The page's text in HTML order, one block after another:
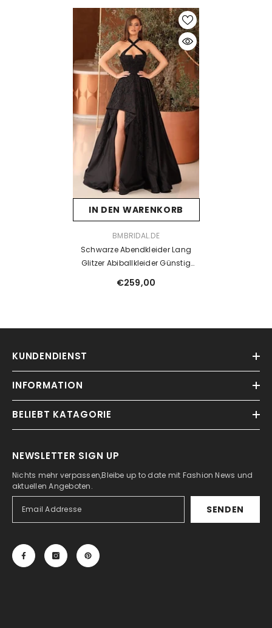
IN DEN WARENKORB
BMBRIDAL.DE
Schwarze Abendkleider Lang
Glitzer Abiballkleider Günstig
Kaufen
€259,00
KUNDENDIENST
INFORMATION
BELIEBT KATAGORIE
NEWSLETTER SIGN UP
Nichts mehr verpassen,Bleibe up to date mit Fashion News und
aktuellen Angeboten.
SENDEN